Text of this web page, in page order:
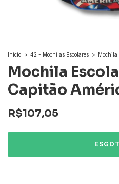
Início > 42 - Mochilas Escolares > Mochila
Mochila
Capitão
R$107,05